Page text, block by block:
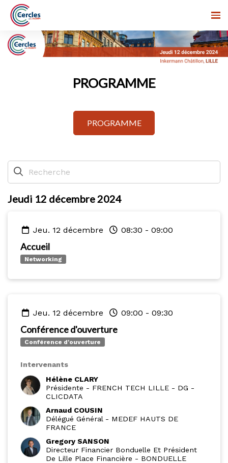
PROGRAMME
PROGRAMME
Jeudi 12 décembre 2024
jeu. 12 décembre 08:30 - 09:00
Accueil
Networking
jeu. 12 décembre 09:00 - 09:30
Conférence d'ouverture
Conférence d'ouverture
Intervenants
Hélène CLARY
Présidente - FRENCH TECH LILLE - DG -
CLICDATA
Arnaud COUSIN
Délégué Général - MEDEF HAUTS DE
FRANCE
Gregory SANSON
Directeur Financier Bonduelle Et Président
De Lille Place Financière - BONDUELLE